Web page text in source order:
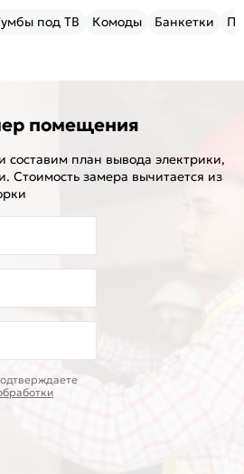
под ТВ Комоды Банкетки
помещения
план вывода электрики,
Стоимость замера вычитается из